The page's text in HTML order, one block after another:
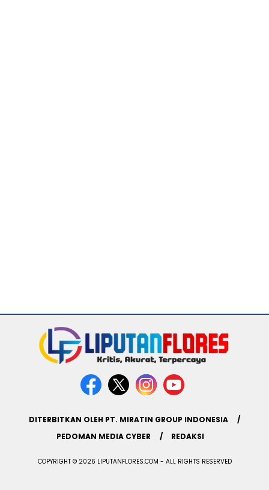
DITERBITKAN OLEH PT. MIRATIN GROUP INDONESIA
PEDOMAN MEDIA CYBER
REDAKSI
COPYRIGHT © 2026 LIPUTANFLORES.COM - ALL RIGHTS RESERVED